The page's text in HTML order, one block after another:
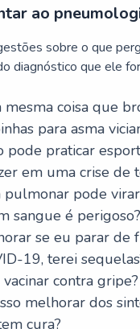
ao
sobre o que
diagnóstico que ele
mesma coisa que
para asma
pode praticar
em uma crise de
pulmonar pode
sangue é perigoso?
se eu parar de
19, terei
contra gripe?
melhorar dos
cura?